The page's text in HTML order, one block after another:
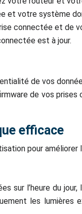
et votre système
connectée et de
est à jour.
de vos
de vos
efficace
pour
sur l’heure du
les lumières